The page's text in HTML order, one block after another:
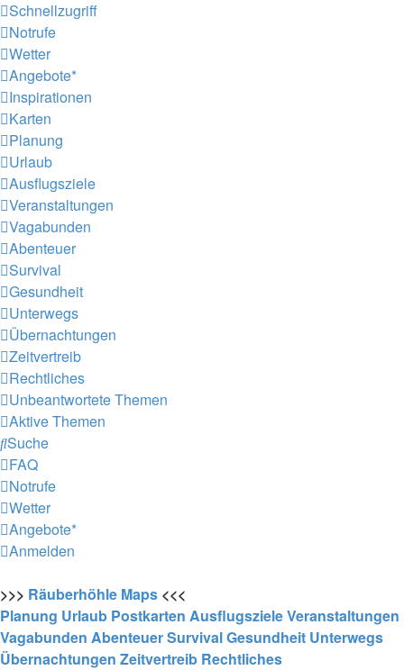
Schnellzugriff
Notrufe
Wetter
Angebote*
Inspirationen
Karten
Planung
Urlaub
Ausflugsziele
Veranstaltungen
Vagabunden
Abenteuer
Survival
Gesundheit
Unterwegs
Übernachtungen
Zeitvertreib
Rechtliches
Unbeantwortete Themen
Aktive Themen
Suche
FAQ
Notrufe
Wetter
Angebote*
Anmelden
>>> Räuberhöhle Maps <<<
Planung Urlaub Postkarten AusflugszieleVeranstaltungen
Vagabunden AbenteuerSurvivalGesundheit Unterwegs
Übernachtungen Zeitvertreib Rechtliches